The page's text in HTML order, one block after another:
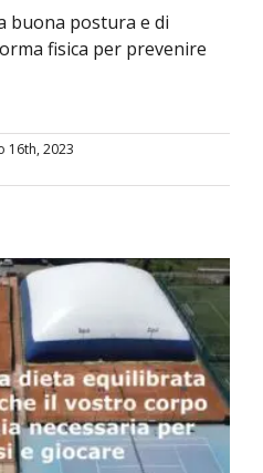
buona postura e di
fisica per prevenire
16th, 2023